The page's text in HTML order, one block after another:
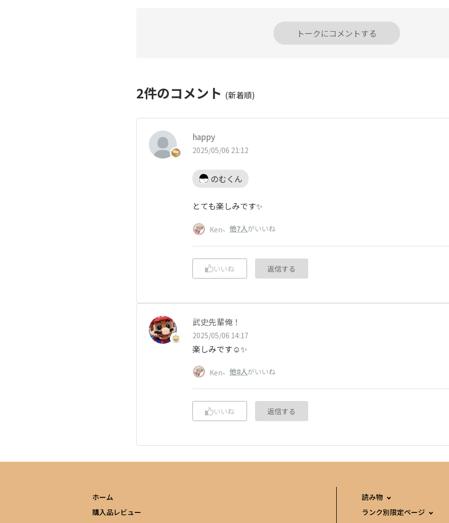
トークにコメントする
2件のコメント (新着順)
happy
2025/05/06 21:12
のむくん
とても楽しみです✨
Ken、 他7人がいいね
いいね 返信する
武史先輩俺！
2025/05/06 14:17
楽しみです☺️✨
Ken、 他8人がいいね
いいね 返信する
ホーム
購入品レビュー
読み物
ランク別限定ページ